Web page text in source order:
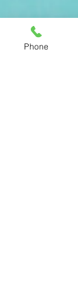
Phone